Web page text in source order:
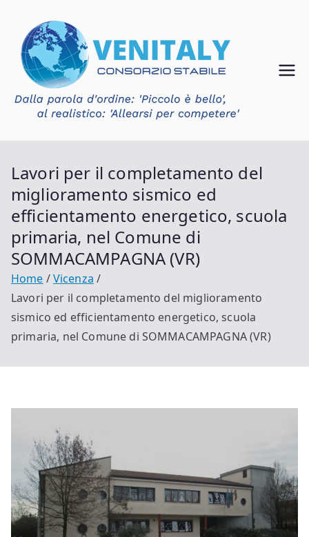
contenuto
Ven
y
Consorzio
Lavori per il completamento del
miglioramento sismico ed
efficientamento energetico, scuola
primaria, nel Comune di
SOMMACAMPAGNA (VR)
Home
Vicenza
Lavori per il completamento del miglioramento
sismico ed efficientamento energetico, scuola
primaria, nel Comune di SOMMACAMPAGNA (VR)